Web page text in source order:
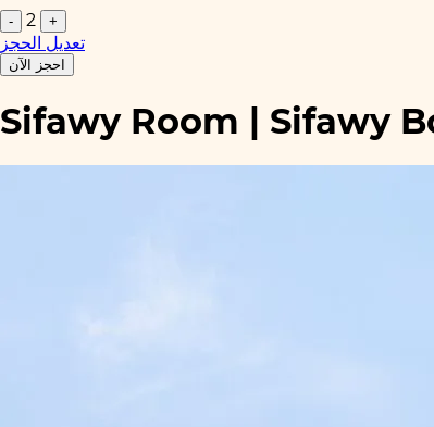
- 2 +
تعديل الحجز
احجز الآن
Sifawy Room | Sifawy